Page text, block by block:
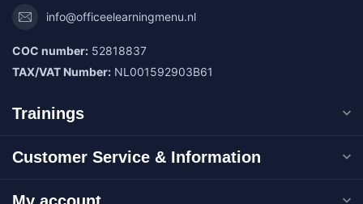
info@officeelearningmenu.nl
COC number: 52818837
TAX/VAT Number: NL001592903B61
Trainings
Customer Service & Information